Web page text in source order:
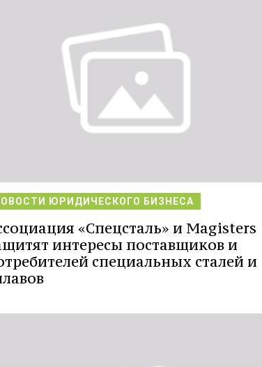
ЮРИДИЧЕСКОГО БИЗНЕСА
«Спецсталь» и Magisters
интересы поставщиков и
специальных сталей и